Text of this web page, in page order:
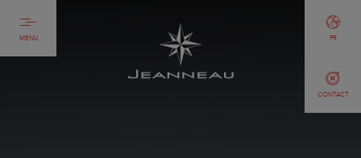
MENU
CONTACT
FR